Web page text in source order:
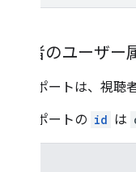
視聴者のユーザー
このレポートは、視聴
このレポートの id は